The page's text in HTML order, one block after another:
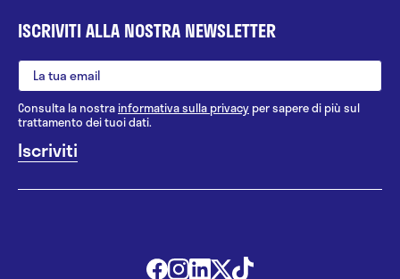
ISCRIVITI ALLA NOSTRA NEWSLETTER
Consulta la nostrainformativa sulla privacy per sapere di più sul
trattamento dei tuoi dati.